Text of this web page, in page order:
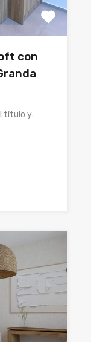
con
título y…